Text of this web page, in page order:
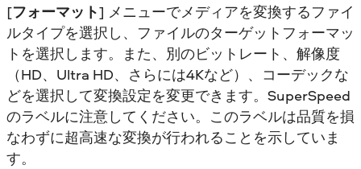
[フォーマット] メニューでメディアを変換するファイ
ルタイプを選択し、ファイルのターゲットフォーマッ
トを選択します。また、別のビットレート、解像度
（HD、Ultra HD、さらには4Kなど）、コーデックな
どを選択して変換設定を変更できます。SuperSpeed
のラベルに注意してください。このラベルは品質を損
なわずに超高速な変換が行われることを示していま
す。